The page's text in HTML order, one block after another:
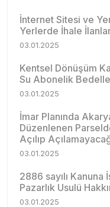
İnternet Sitesi ve
Yerlerde İhale
03.01.2025
Kentsel Dönüşüm
Su Abonelik
03.01.2025
İmar Planında
Düzenlenen
Açılıp
03.01.2025
2886 sayılı Kanuna
Pazarlık Usulü
03.01.2025